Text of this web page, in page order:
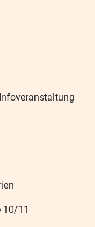
10/11